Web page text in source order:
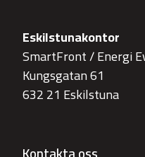
Eskilstunakontor
SmartFront / Energi
Kungsgatan 61
632 21 Eskilstuna